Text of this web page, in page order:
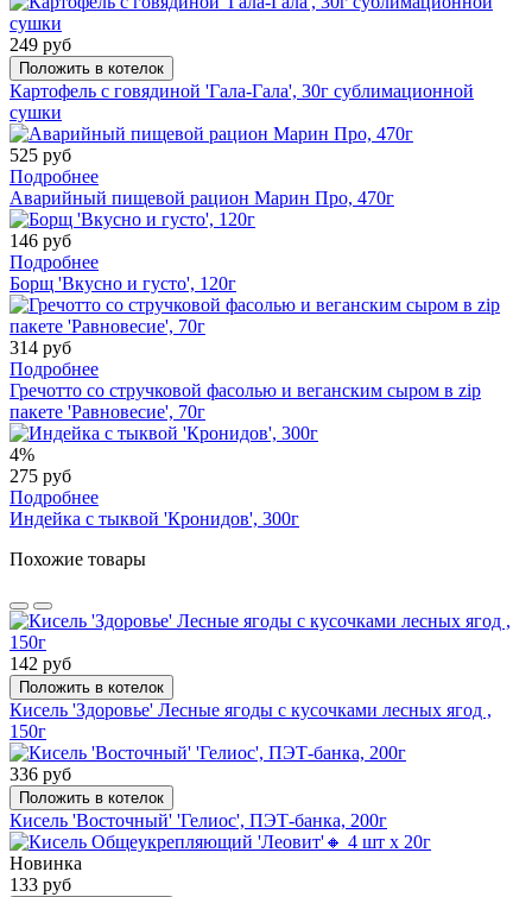
249 руб
Положить в котелок
Картофель с говядиной 'Гала-Гала', 30г сублимационной
сушки
525 руб
Подробнее
Аварийный пищевой рацион Марин Про, 470г
146 руб
Подробнее
Борщ 'Вкусно и густо', 120г
314 руб
Подробнее
Гречотто со стручковой фасолью и веганским сыром в zip
пакете 'Равновесие', 70г
4%
275 руб
Подробнее
Индейка с тыквой 'Кронидов', 300г
Похожие товары
142 руб
Положить в котелок
Кисель 'Здоровье' Лесные ягоды с кусочками лесных ягод ,
150г
336 руб
Положить в котелок
Кисель 'Восточный' 'Гелиос', ПЭТ-банка, 200г
Новинка
133 руб